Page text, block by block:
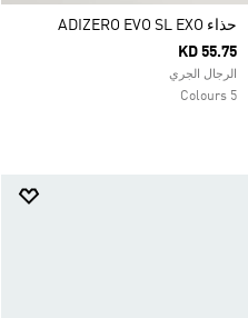
حذاء ADIZERO EVO SL EXO
KD 55.75
الرجال الجري
5 Colours